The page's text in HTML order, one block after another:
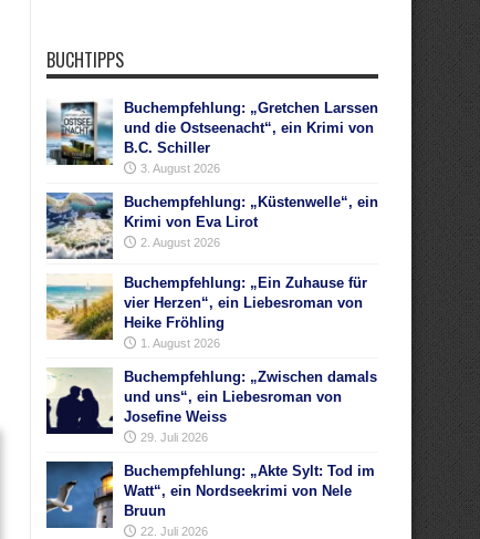
BUCHTIPPS
Buchempfehlung: „Gretchen Larssen
und die Ostseenacht“, ein Krimi von
B.C. Schiller
3. August 2026
Buchempfehlung: „Küstenwelle“, ein
Krimi von Eva Lirot
2. August 2026
Buchempfehlung: „Ein Zuhause für
vier Herzen“, ein Liebesroman von
Heike Fröhling
1. August 2026
Buchempfehlung: „Zwischen damals
und uns“, ein Liebesroman von
Josefine Weiss
29. Juli 2026
Buchempfehlung: „Akte Sylt: Tod im
Watt“, ein Nordseekrimi von Nele
Bruun
22. Juli 2026